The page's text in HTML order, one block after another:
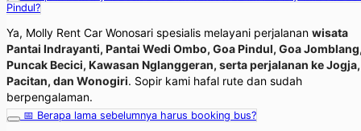
Pindul?
Ya, Molly Rent Car Wonosari spesialis melayani perjalanan wisata
Pantai Indrayanti, Pantai Wedi Ombo, Goa Pindul, Goa
Puncak Becici, Kawasan Nglanggeran, serta perjalanan ke Jogja,
Pacitan, dan Wonogiri. Sopir kami hafal rute dan sudah
berpengalaman.
📅 Berapa lama sebelumnya harus booking bus?